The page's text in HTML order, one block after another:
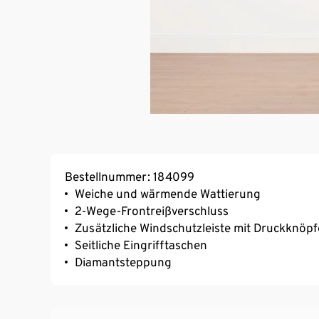
Bestellnummer: 184099
Weiche und wärmende Wattierung
2-Wege-Frontreißverschluss
Zusätzliche Windschutzleiste mit
Seitliche Eingrifftaschen
Diamantsteppung